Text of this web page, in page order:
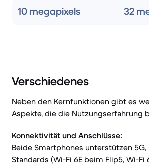
10 megapixels 32
Verschiedenes
Neben den Kernfunktionen gibt es
Aspekte, die die Nutzungserfahrung
Konnektivität und Anschlüsse:
Beide Smartphones unterstützen
Standards (Wi-Fi 6E beim Flip5, Wi-Fi